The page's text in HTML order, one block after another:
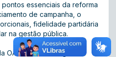
essenciais da reforma
de campanha, o
fidelidade partidária
na gestão pública.
OAB-GO vão integrar o